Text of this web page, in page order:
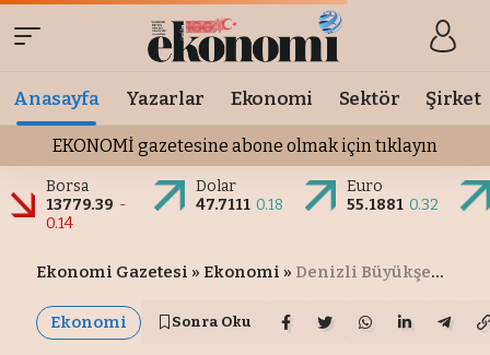
Anasayfa Yazarlar Ekonomi Sektör Şirket
EKONOMİ gazetesine abone olmak için tıklayın
Borsa
13779.39 -
0.14
Dolar
47.7111 0.18
Euro
55.1881 0.32
Ekonomi Gazetesi » Ekonomi » Denizli Büyükşehir, depremzedeleri sağlıklı suya kavuşturuyor
Ekonomi Sonra Oku